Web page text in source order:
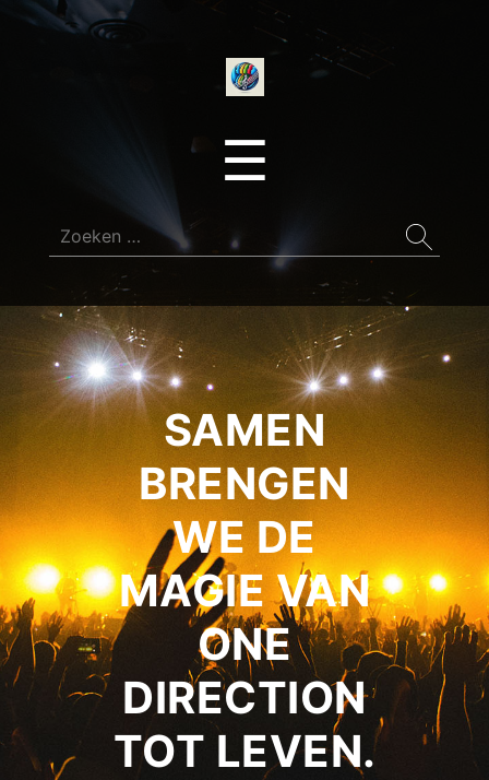
☰
Zoeken
naar:
SAMEN
BRENGEN
WE DE
MAGIE VAN
ONE
DIRECTION
TOT LEVEN.